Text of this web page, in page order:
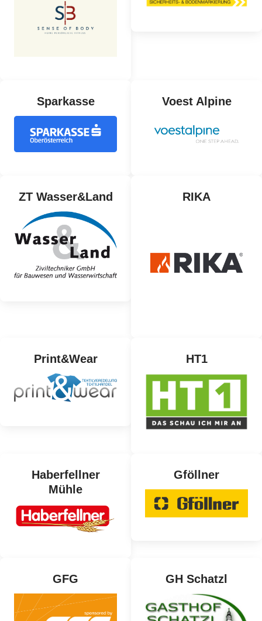
Sparkasse Voest Alpine
ZT Wasser&Land RIKA
Print&Wear HT1
Haberfellner
Mühle
Gföllner
GFG GH Schatzl